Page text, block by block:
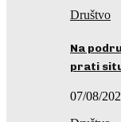
Društvo
Na
prati
07/08/